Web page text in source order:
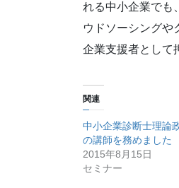
れる中小企業でも
ウドソーシングや
企業支援者として
関連
中小企業診断士理論
の講師を務めました
2015年8月15日
セミナー